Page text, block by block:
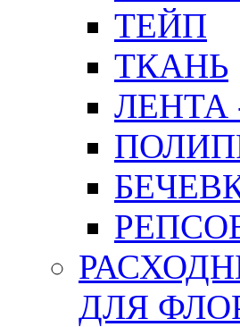
ТЕЙП
ТКАНЬ
ЛЕНТА
ДЛЯ